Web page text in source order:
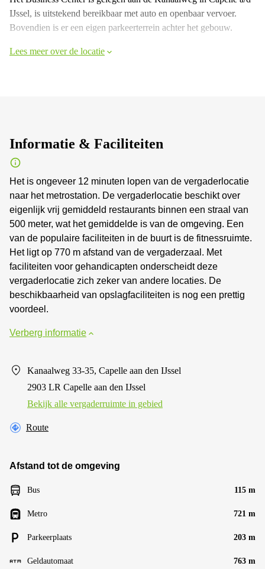
IJssel, is uitstekend bereikbaar met auto en openbaar vervoer.
Bovendien is er een eigen parkeerterrein achter het gebouw.
Lees meer over de locatie
Informatie & Faciliteiten
Het is ongeveer 12 minuten lopen van de vergaderlocatie
naar het metrostation. De vergaderlocatie beschikt over
eigenlijk vrij gemiddeld restaurants binnen een straal van
500 meter, wat het gemiddelde is van de omgeving. Een
van de populaire faciliteiten in de buurt is de fitnessruimte.
Het ligt op 770 m afstand van de vergaderzaal. Met
faciliteiten voor gehandicapten onderscheidt deze
vergaderlocatie zich zeker van andere locaties. De
beschikbaarheid van opslagfaciliteiten is nog een prettig
voordeel.
Verberg informatie
Kanaalweg 33-35, Capelle aan den IJssel
2903 LR Capelle aan den IJssel
Bekijk alle vergaderruimte in gebied
Route
Afstand tot de omgeving
Bus 115 m
Metro 721 m
Parkeerplaats 203 m
Geldautomaat 763 m